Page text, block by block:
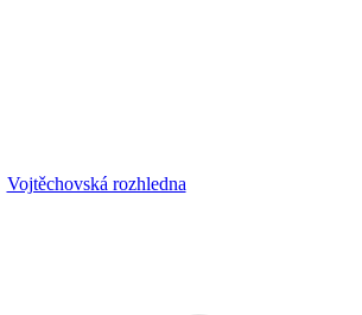
Vojtěchovská rozhledna